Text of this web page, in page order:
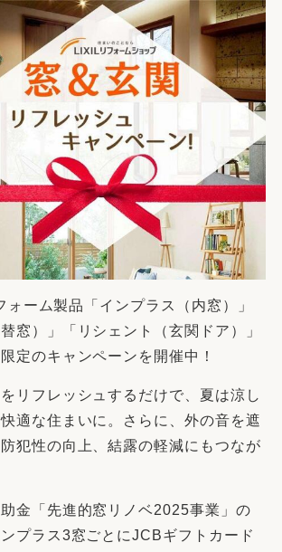
ォーム製品「インプラス（内窓）」
窓）」「リシェント（玄関ドア）」
定のキャンペーンを開催中！
リフレッシュするだけで、夏は涼し
適な住まいに。さらに、外の音を遮
犯性の向上、結露の軽減にもつなが
金「先進的窓リノベ2025事業」の
プラス3窓ごとにJCBギフトカード